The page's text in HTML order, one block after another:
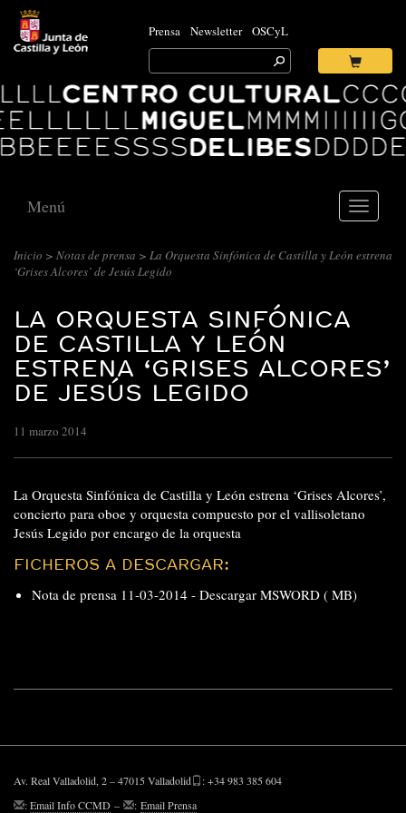
Prensa Newsletter OSCyL
Search
for:
Ok
Centro
Cultural
Miguel
Delibes
Toggle
Menú
Inicio > Notas de prensa > La Orquesta Sinfónica de Castilla y León estrena
‘Grises Alcores’ de Jesús Legido
LA ORQUESTA SINFÓNICA
DE CASTILLA Y LEÓN
ESTRENA ‘GRISES ALCORES’
DE JESÚS LEGIDO
11 marzo 2014
La Orquesta Sinfónica de Castilla y León estrena ‘Grises Alcores’,
concierto para oboe y orquesta compuesto por el vallisoletano
Jesús Legido por encargo de la orquesta
FICHEROS A DESCARGAR:
Nota de prensa 11-03-2014 - Descargar MSWORD ( MB)
Av. Real Valladolid, 2 – 47015 Valladolid
: +34 983 385 604
:Email Info CCMD – : Email Prensa